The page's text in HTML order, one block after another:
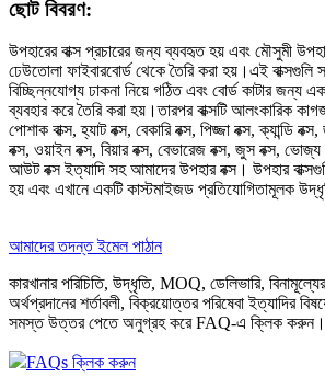
ছোট বিবরণ:
উপহারের বাক্স প্রচারের জন্য ব্যবহৃত হয় এবং মৌসুমী
ঢেউতোলা ফাইবারবোর্ড থেকে তৈরি করা হয়।এই বাক্সগুলি
বিচ্ছিন্নযোগ্য ঢাকনা নিয়ে গঠিত এবং বোর্ড কাটার জন্য
ব্যবহার করে তৈরি করা হয়।তারপর বাক্সটি আলংকারিক
পোশাক বাক্স, হ্যাট বক্স, বেকারি বক্স, পিজ্জা বক্স, ক্যান্ডি
বক্স, ওয়াইন বক্স, বিয়ার বক্স, বেভারেজ বক্স, জুস বক্স,
আউট বক্স ইত্যাদি সহ আমাদের উপহার বক্স। উপহার
হয় এবং এখানে একটি কাস্টমাইজড প্রতিযোগিতামূলক
আমাদের তদন্ত ইমেল পাঠান
কারখানার পরিচিতি, উদ্ধৃতি, MOQ, ডেলিভারি,
অর্থপ্রদানের শর্তাবলী, বিক্রয়োত্তর পরিষেবা ইত্যাদির
সমস্ত উত্তর পেতে অনুগ্রহ করে FAQ-এ ক্লিক করুন।
FAQs ক্লিক করুন